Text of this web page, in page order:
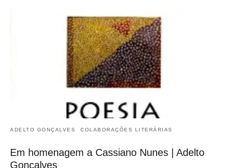
ADELTO GONÇALVES COLABORAÇÕES LITERÁRIAS
Em homenagem a Cassiano Nunes | Adelto
Gonçalves